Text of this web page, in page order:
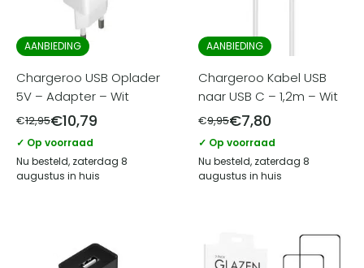
AANBIEDING
Chargeroo USB Oplader
5V – Adapter – Wit
€12,95€10,79
✓ Op voorraad
Nu besteld, zaterdag 8
augustus in huis
AANBIEDING
Chargeroo Kabel USB
naar USB C – 1,2m – Wit
€9,95€7,80
✓ Op voorraad
Nu besteld, zaterdag 8
augustus in huis